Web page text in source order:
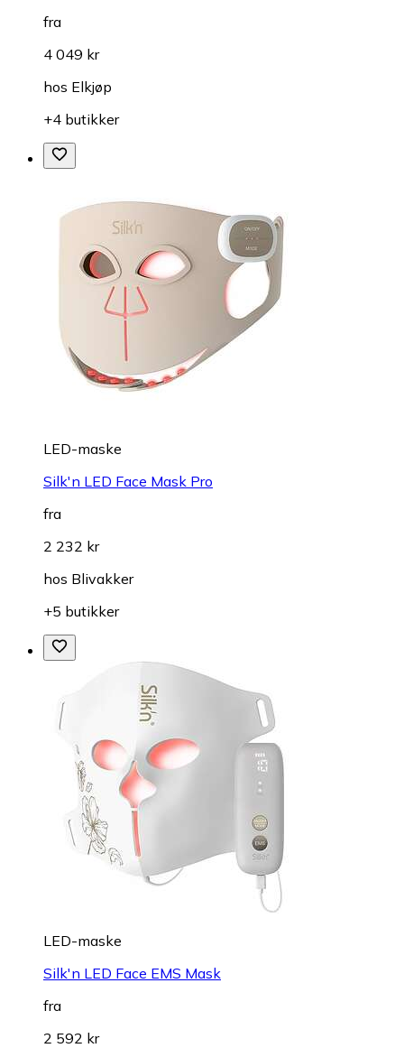
fra
4 049 kr
hos Elkjøp
+4 butikker
LED-maske
Silk'n LED Face Mask Pro
fra
2 232 kr
hos Blivakker
+5 butikker
LED-maske
Silk'n LED Face EMS Mask
fra
2 592 kr